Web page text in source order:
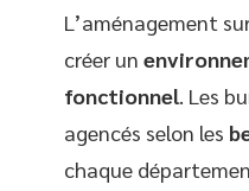
L’aménagement
créer un
fonctionnel. Les
agencés selon les
chaque